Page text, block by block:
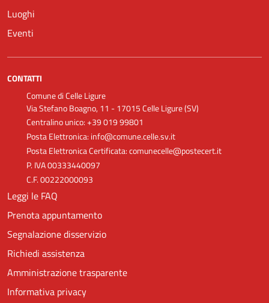
Luoghi
Eventi
CONTATTI
Comune di Celle Ligure
Via Stefano Boagno, 11 - 17015 Celle Ligure (SV)
Centralino unico: +39 019 99801
Posta Elettronica: info@comune.celle.sv.it
Posta Elettronica Certificata: comunecelle@postecert.it
P. IVA 00333440097
C.F. 00222000093
Leggi le FAQ
Prenota appuntamento
Segnalazione disservizio
Richiedi assistenza
Amministrazione trasparente
Informativa privacy